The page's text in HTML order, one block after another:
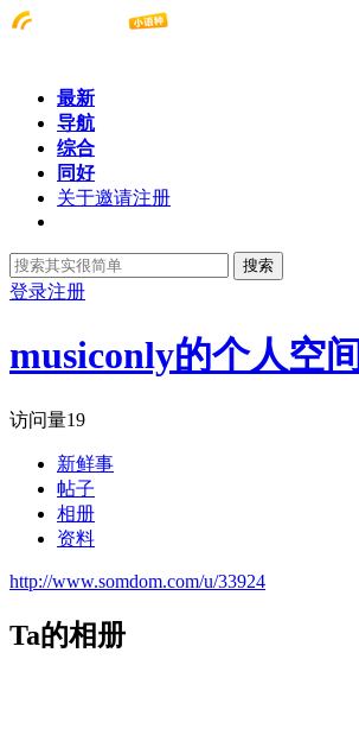
最新
导航
综合
同好
关于邀请注册
搜索
登录注册
musiconly的个人空间
访问量19
新鲜事
帖子
相册
资料
http://www.somdom.com/u/33924
Ta的相册